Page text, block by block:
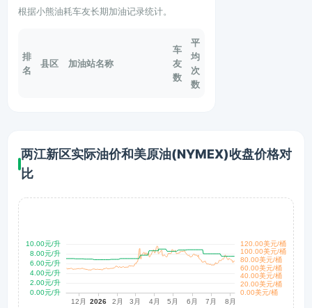
根据小熊油耗车友长期加油记录统计。
排
名
县区 加油站名称
车
友
数
平
均
次
数
两江新区实际油价和美原油(NYMEX)收盘价格对
比